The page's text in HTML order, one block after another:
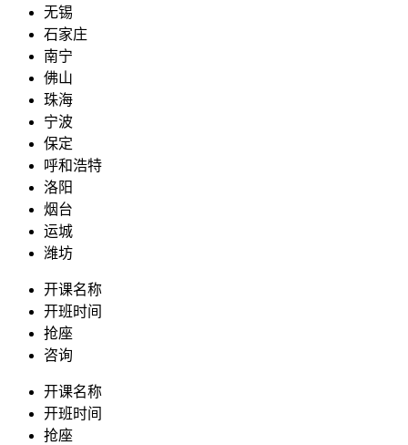
无锡
石家庄
南宁
佛山
珠海
宁波
保定
呼和浩特
洛阳
烟台
运城
潍坊
开课名称
开班时间
抢座
咨询
开课名称
开班时间
抢座